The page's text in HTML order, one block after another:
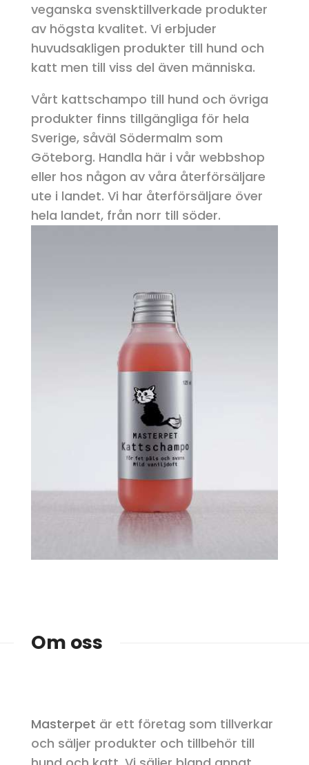
veganska svensktillverkade produkter
av högsta kvalitet. Vi erbjuder
huvudsakligen produkter till hund och
katt men till viss del även människa.
Vårt kattschampo till hund och övriga
produkter finns tillgängliga för hela
Sverige, såväl Södermalm som
Göteborg. Handla här i vår webbshop
eller hos någon av våra återförsäljare
ute i landet. Vi har återförsäljare över
hela landet, från norr till söder.
Om oss
Masterpet är ett företag som tillverkar
och säljer produkter och tillbehör till